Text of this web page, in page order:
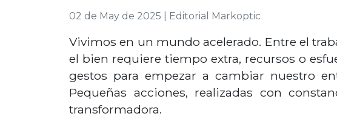
02 de May de 2025 | Editorial Markoptic
Vivimos en un mundo acelerado. Entre el
el bien requiere tiempo extra, recursos o
gestos para empezar a cambiar nuestro
Pequeñas acciones, realizadas con
transformadora.